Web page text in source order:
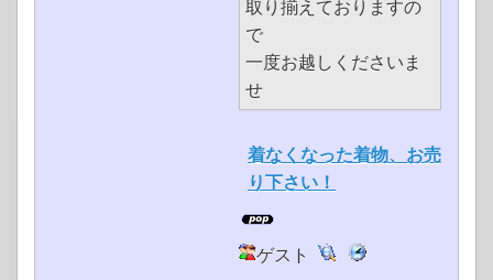
取り揃えておりますの
で
一度お越しくださいま
せ
着なくなった着物、お売
り下さい！
ゲスト